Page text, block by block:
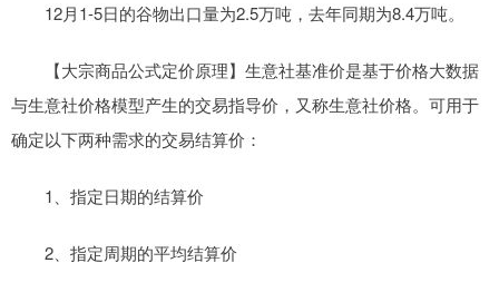
12月1-5日的谷物出口量为2.5万吨，去年同期为8.4万吨。
【大宗商品公式定价原理】生意社基准价是基于价格大数据
与生意社价格模型产生的交易指导价，又称生意社价格。可用于
确定以下两种需求的交易结算价：
1、指定日期的结算价
2、指定周期的平均结算价